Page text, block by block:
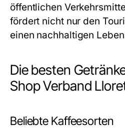
öffentlichen
fördert nicht nur den
einen nachhaltigen
Die besten
Shop Verband
Beliebte Kaffeesorten